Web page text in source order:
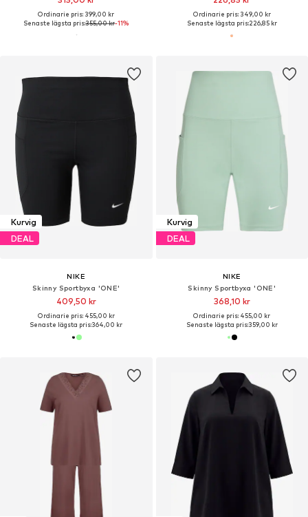
Ordinarie pris: 399,00 kr
Senaste lägsta pris:355,00 kr-11%
Ordinarie pris: 349,00 kr
Senaste lägsta pris:226,85 kr
Kurvig
DEAL
NIKE
Skinny Sportbyxa 'ONE'
409,50 kr
Ordinarie pris: 455,00 kr
Senaste lägsta pris:364,00 kr
Kurvig
DEAL
NIKE
Skinny Sportbyxa 'ONE'
368,10 kr
Ordinarie pris: 455,00 kr
Senaste lägsta pris:359,00 kr